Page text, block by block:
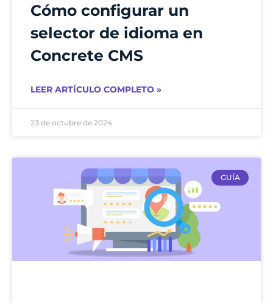
Cómo configurar un
selector de idioma en
Concrete CMS
LEER ARTÍCULO COMPLETO »
23 de octubre de 2024
GUÍA